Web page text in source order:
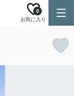
お気に入り
0